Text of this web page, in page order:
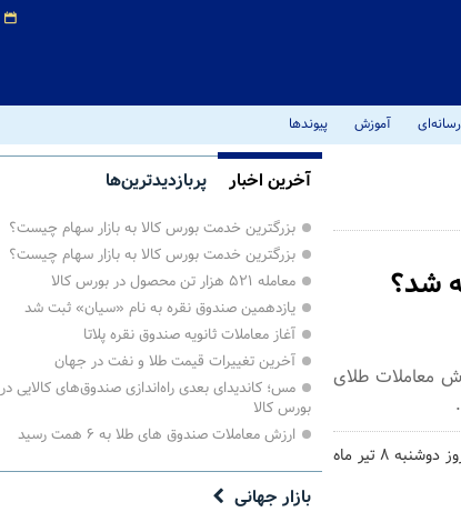
آموزش پیوندها
شد؟
۱۴۰۵ نشان می دهد که ارزش معاملات طلای
، بر اساس آمارهای منتشر شده از سوی کالاخبر، معاملات بازار زعفران در روز دوشنبه ۸ تیر ماه
آخرین اخبار پربازدیدترین‌ها
بزرگترین خدمت بورس کالا به بازار سهام چیست؟
بزرگترین خدمت بورس کالا به بازار سهام چیست؟
معامله ۵۲۱ هزار تن محصول در بورس کالا
یازدهمین صندوق نقره به نام «سیان» ثبت شد
آغاز معاملات ثانویه صندوق نقره پلاتا
آخرین تغییرات قیمت طلا و نفت در جهان
مس؛ کاندیدای بعدی راه‌اندازی صندوق‌های کالایی در
بورس کالا
ارزش معاملات صندوق های طلا به ۶ همت رسید
بازار جهانی